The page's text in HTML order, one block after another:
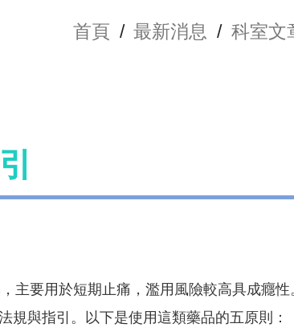
首頁 / 最新消息 / 科室文
主要用於短期止痛，濫用風險較高具成癮
規與指引。以下是使用這類藥品的五原則：